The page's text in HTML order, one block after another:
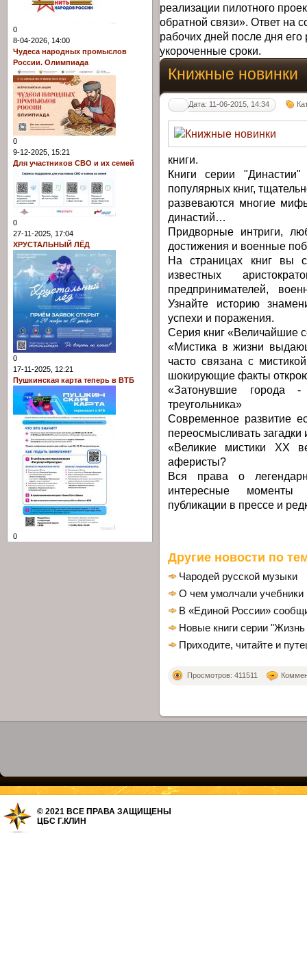
реализации пилотного
обратной связи». Ответ на
рабочих дней после дня
укороченные сроки.
Книжные новинки
Дата: 11-06-2015, 14:34
книги.
Книги серии
популярных книг,
развеваются многие
династий…
Придворные интриги,
достижения и военные
На страницах книг вы
известных
предпринимателей,
Узнайте историю
успехи и поражения.
Серия книг «Величайшие
«Мистика в жизни
часто связана с
шокирующие факты
«Затонувшие города
треугольника»
Современное развитие
переосмысливать
«Великие мистики XX
аферисты?
Вся права о
интересные моменты
публикации в прессе и
Другие новости по
Чародей русской музыки
О чем умолчали учебники
В «Единой России»
Новые книги серии
Приходите, читайте и
Просмотров: 411511
0
8-04-2026, 14:00
Чудеса народных промыслов
России. Олимпиада
0
9-12-2025, 15:21
Для участников СВО и их семей
0
27-11-2025, 17:04
ХРУСТАЛЬНЫЙ ЛЁД
0
17-11-2025, 12:21
Пушкинская карта теперь в ВТБ
0
© 2021 ВСЕ ПРАВА ЗАЩИЩЕНЫ
ЦБС Г.КЛИН